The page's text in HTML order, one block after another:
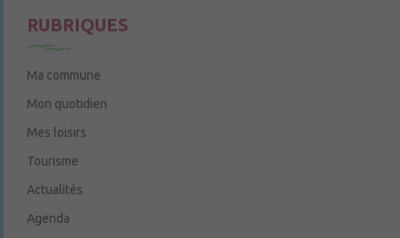
RUBRIQUES
Ma commune
Mon quotidien
Mes loisirs
Tourisme
Actualités
Agenda